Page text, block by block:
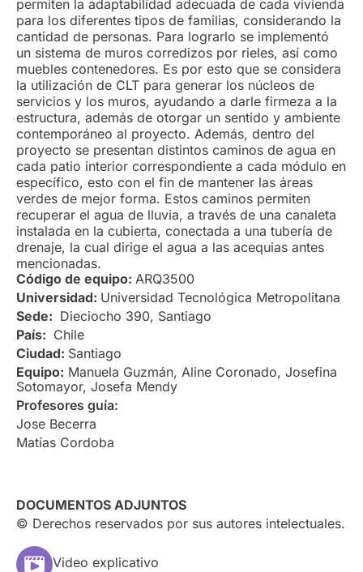
Código de equipo: ARQ3500
Universidad: Universidad Tecnológica Metropolitana
Sede: Dieciocho 390, Santiago
País: Chile
Ciudad: Santiago
Equipo: Manuela Guzmán, Aline Coronado, Josefina
Sotomayor, Josefa Mendy
Profesores guía:
Jose Becerra
Matías Cordoba
DOCUMENTOS ADJUNTOS
© Derechos reservados por sus autores intelectuales.
Video explicativo
permiten la adaptabilidad adecuada de cada vivienda
para los diferentes tipos de familias, considerando la
cantidad de personas. Para lograrlo se implementó
un sistema de muros corredizos por rieles, así como
muebles contenedores. Es por esto que se considera
la utilización de CLT para generar los núcleos de
servicios y los muros, ayudando a darle firmeza a la
estructura, además de otorgar un sentido y ambiente
contemporáneo al proyecto. Además, dentro del
proyecto se presentan distintos caminos de agua en
cada patio interior correspondiente a cada módulo en
específico, esto con el fin de mantener las áreas
verdes de mejor forma. Estos caminos permiten
recuperar el agua de lluvia, a través de una canaleta
instalada en la cubierta, conectada a una tubería de
drenaje, la cual dirige el agua a las acequias antes
mencionadas.